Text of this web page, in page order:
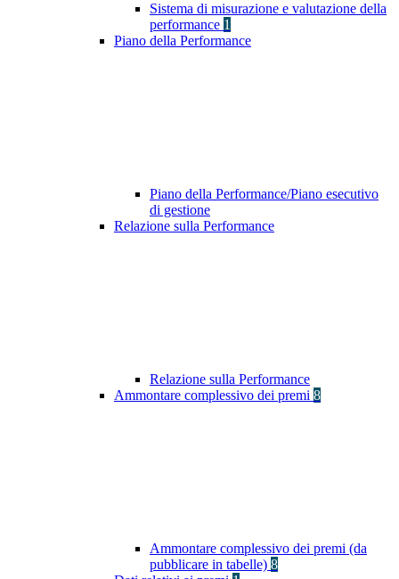
Sistema di misurazione e valutazione della
performance 1
Piano della Performance
Piano della Performance/Piano esecutivo
di gestione
Relazione sulla Performance
Relazione sulla Performance
Ammontare complessivo dei premi 8
Ammontare complessivo dei premi (da
pubblicare in tabelle) 8